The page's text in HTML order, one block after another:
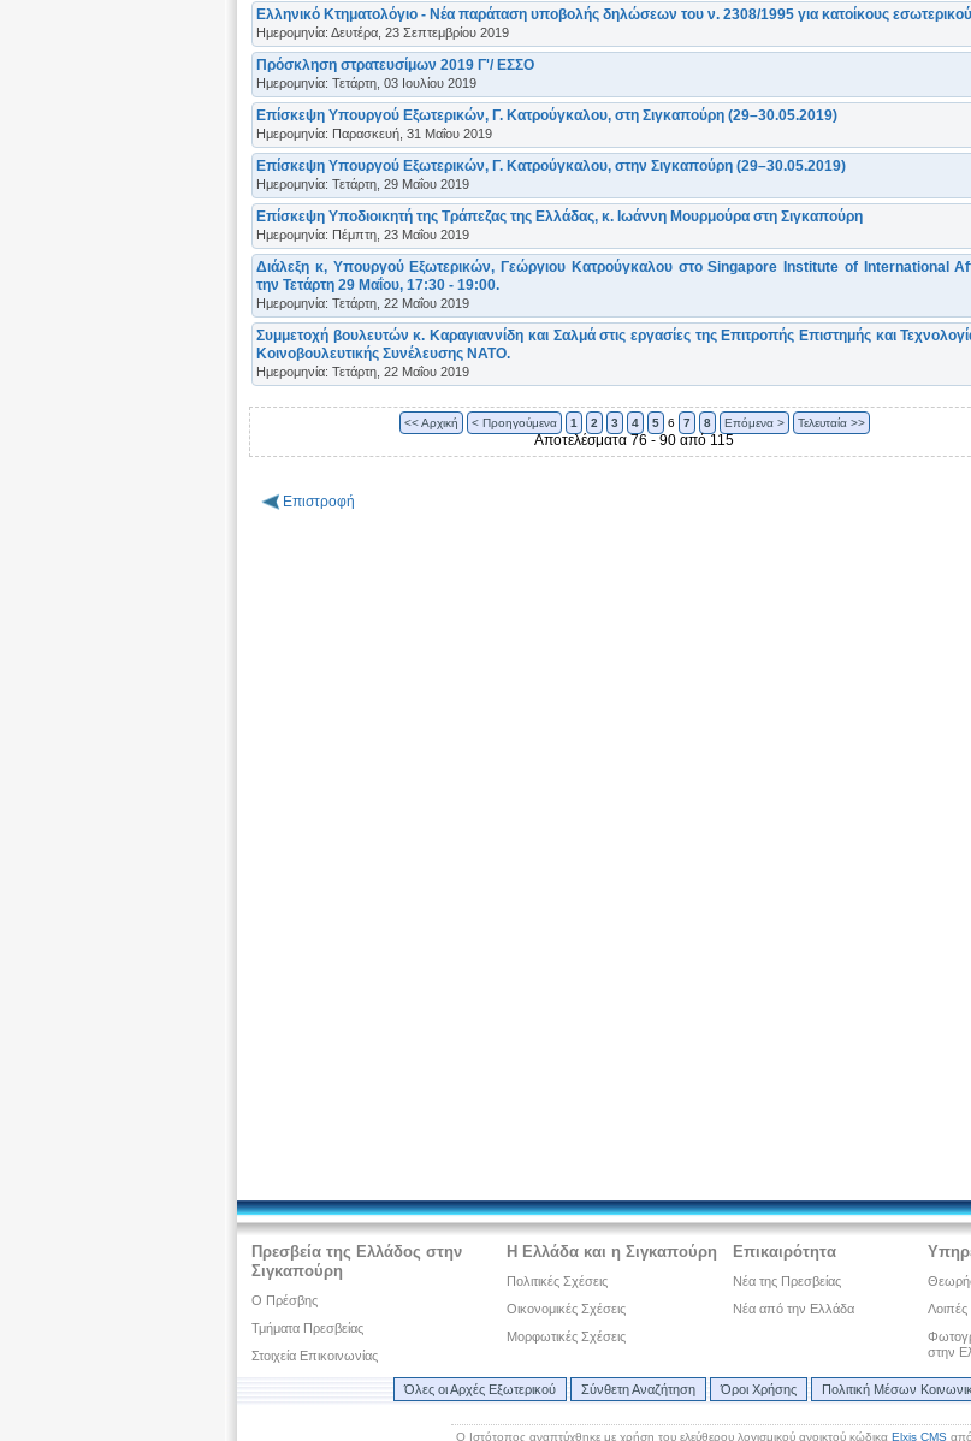
Ελληνικό Κτηματολόγιο - Νέα παράταση υποβολής δηλώσεων του ν. 2308/1995 για κατοίκους εσωτερικού
Ημερομηνία: Δευτέρα, 23 Σεπτεμβρίου 2019
Πρόσκληση στρατευσίμων 2019 Γ'/ ΕΣΣΟ
Ημερομηνία: Τετάρτη, 03 Ιουλίου 2019
Επίσκεψη Υπουργού Εξωτερικών, Γ. Κατρούγκαλου, στη Σιγκαπούρη (29–30.05.2019)
Ημερομηνία: Παρασκευή, 31 Μαΐου 2019
Επίσκεψη Υπουργού Εξωτερικών, Γ. Κατρούγκαλου, στην Σιγκαπούρη (29–30.05.2019)
Ημερομηνία: Τετάρτη, 29 Μαΐου 2019
Επίσκεψη Υποδιοικητή της Τράπεζας της Ελλάδας, κ. Ιωάννη Μουρμούρα στη Σιγκαπούρη
Ημερομηνία: Πέμπτη, 23 Μαΐου 2019
Διάλεξη κ, Υπουργού Εξωτερικών, Γεώργιου Κατρούγκαλου στο Singapore Institute of International
την Τετάρτη 29 Μαΐου, 17:30 - 19:00.
Ημερομηνία: Τετάρτη, 22 Μαΐου 2019
Συμμετοχή βουλευτών κ. Καραγιαννίδη και Σαλμά στις εργασίες της Επιτροπής Επιστημής και
Κοινοβουλευτικής Συνέλευσης ΝΑΤΟ.
Ημερομηνία: Τετάρτη, 22 Μαΐου 2019
<< Αρχική < Προηγούμενα 1 2 3 4 5 6 7 8 Επόμενα > Τελευταία >>
Αποτελέσματα 76 - 90 από 115
Επιστροφή
Πρεσβεία της Ελλάδος στην
Σιγκαπούρη
O Πρέσβης
Τμήματα Πρεσβείας
Στοιχεία Επικοινωνίας
Η Ελλάδα και η Σιγκαπούρη
Πολιτικές Σχέσεις
Οικονομικές Σχέσεις
Μορφωτικές Σχέσεις
Επικαιρότητα
Νέα της Πρεσβείας
Νέα από την Ελλάδα
Λοιπές
στην
Όλες οι Αρχές Εξωτερικού Σύνθετη Αναζήτηση Όροι Χρήσης Πολιτική Μέσων
Ο Ιστότοπος αναπτύχθηκε με χρήση του ελεύθερου λογισμικού ανοικτού κώδικα Elxis CMS